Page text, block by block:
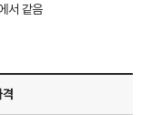
서 같음
격